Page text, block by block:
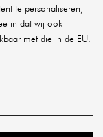
speciale
te personaliseren,
in dat wij ook
met die in de EU.